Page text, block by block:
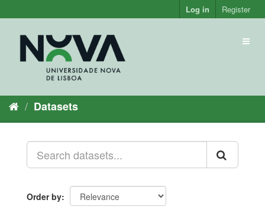
to
Log in Register
Datasets
Order by